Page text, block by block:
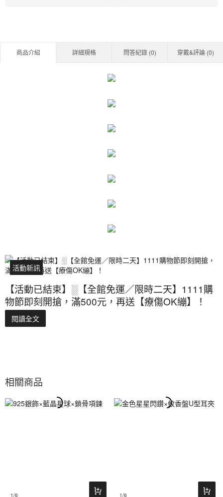
商品介紹 詳細規格 問答紀錄 (0) 穿戴&評論 (0)
活動新訊
【活動已結束】░【全館免運／限時二天】1111購
物節即刻開搶，滿500元，再送【療傷OK繃】！
閱讀全文
相關商品
1/6 1/6